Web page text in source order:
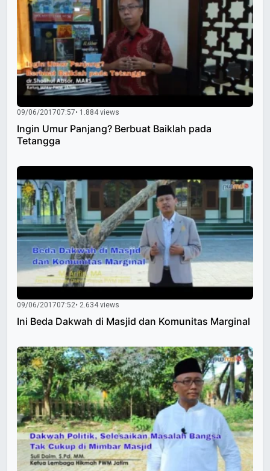
09/06/201707:57• 1.884 views
Ingin Umur Panjang? Berbuat Baiklah pada
Tetangga
09/06/201707:52• 2.634 views
Ini Beda Dakwah di Masjid dan Komunitas Marginal